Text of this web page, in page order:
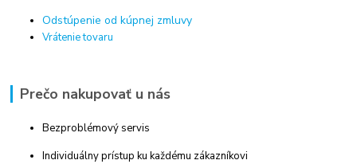
Odstúpenie od kúpnej zmluvy
Vrátenie tovaru
Prečo nakupovať u nás
Bezproblémový servis
Individuálny prístup ku každému zákazníkovi